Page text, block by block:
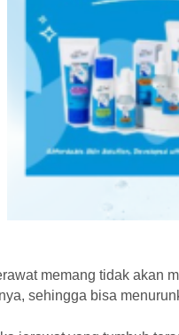
memang tidak akan
sehingga bisa